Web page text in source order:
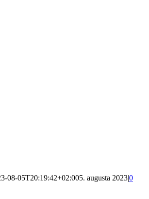
08-05T20:19:42+02:005. augusta 2023|0